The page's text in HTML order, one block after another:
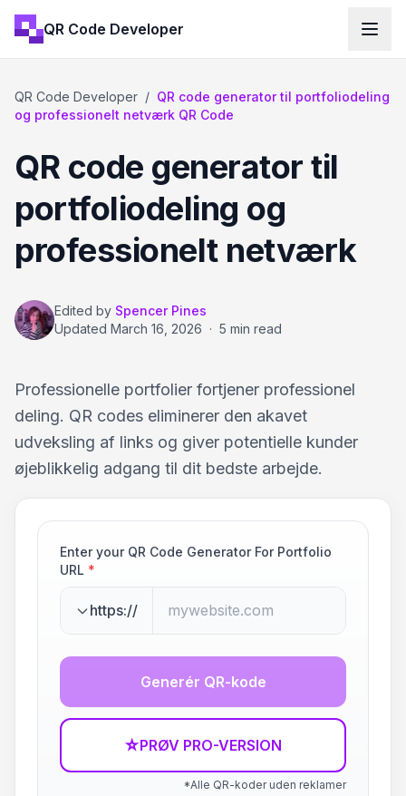
QR Code Developer
QR Code Developer / QR code generator til portfoliodeling
og professionelt netværk QR Code
QR code generator til
portfoliodeling og
professionelt netværk
Edited by Spencer Pines
Updated March 16, 2026 · 5 min read
Professionelle portfolier fortjener professionel
deling. QR codes eliminerer den akavet
udveksling af links og giver potentielle kunder
øjeblikkelig adgang til dit bedste arbejde.
Enter your QR Code Generator For Portfolio
URL *
https://
Generér QR-kode
☆PRØV PRO-VERSION
*Alle QR-koder uden reklamer